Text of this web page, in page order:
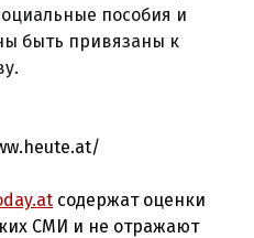
пособия и
быть привязаны к
содержат оценки
СМИ и не отражают